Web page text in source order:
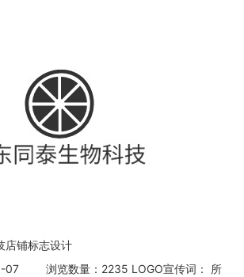
铺标志设计
07
浏览数量：2235 LOGO宣传词：
所